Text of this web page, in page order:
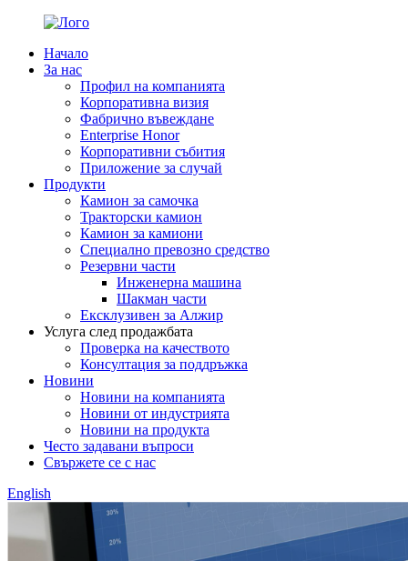
Начало
За нас
Профил на компанията
Корпоративна визия
Фабрично въвеждане
Enterprise Honor
Корпоративни събития
Приложение за случай
Продукти
Камион за самочка
Тракторски камион
Камион за камиони
Специално превозно средство
Резервни части
Инженерна машина
Шакман части
Ексклузивен за Алжир
Услуга след продажбата
Проверка на качеството
Консултация за поддръжка
Новини
Новини на компанията
Новини от индустрията
Новини на продукта
Често задавани въпроси
Свържете се с нас
English